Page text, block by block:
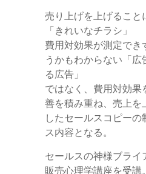
売り上げを上げること
「きれいなチラシ」
費用対効果が測定で
うかもわからない「
る広告」
ではなく、費用対効果
善を積み重ね、売上を
したセールスコピー
ス内容となる。
セールスの神様ブラ
販売心理学講座を受講。